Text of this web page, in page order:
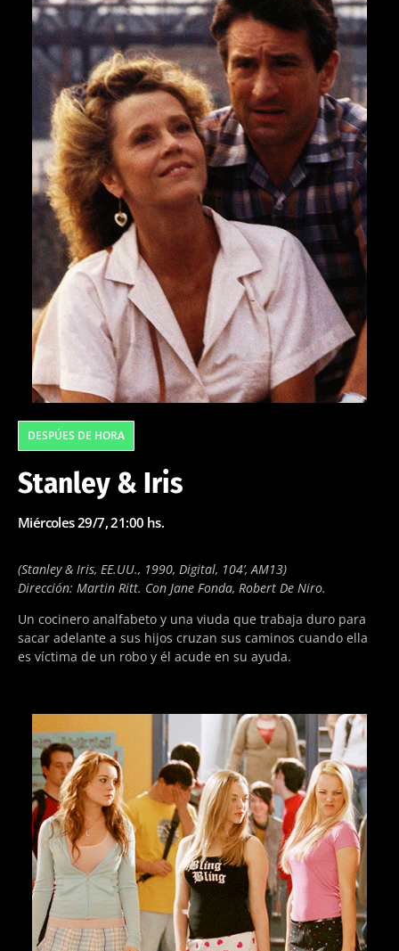
DESPÚES DE HORA
Stanley & Iris
Miércoles 29/7, 21:00 hs.
(Stanley & Iris, EE.UU., 1990, Digital, 104’, AM13)
Dirección: Martin Ritt. Con Jane Fonda, Robert De Niro.
Un cocinero analfabeto y una viuda que trabaja duro para
sacar adelante a sus hijos cruzan sus caminos cuando ella
es víctima de un robo y él acude en su ayuda.